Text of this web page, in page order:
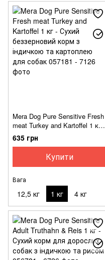
Mera Dog Pure Sensitive Fresh
meat Turkey and Kartoffel 1 кг -
Сухий беззерновий корм з
індичкою та картоплею для
635 грн
Купити
Вага
12,5 кг 1 кг 4 кг